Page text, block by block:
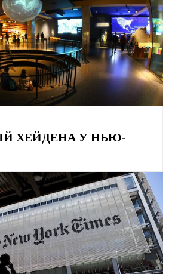
ХЕЙДЕНА У НЬЮ-